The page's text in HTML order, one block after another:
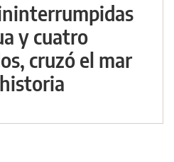
y cuatro
cruzó el mar